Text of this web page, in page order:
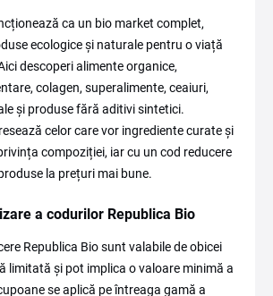
ca un bio market complet,
ecologice și naturale pentru o viață
descoperi alimente organice,
colagen, superalimente, ceaiuri,
și produse fără aditivi sintetici.
celor care vor ingrediente curate și
compoziției, iar cu un cod reducere
la prețuri mai bune.
a codurilor Republica Bio
Republica Bio sunt valabile de obicei
limitată și pot implica o valoare minimă a
se aplică pe întreaga gamă a